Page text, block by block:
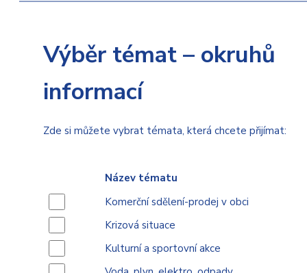
Výběr témat – okruhů
informací
Zde si můžete vybrat témata, která chcete přijímat:
Název tématu
Komerční sdělení-prodej v obci
Krizová situace
Kulturní a sportovní akce